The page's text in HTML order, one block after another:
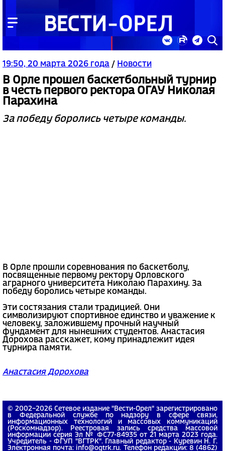
19:50, 20 марта 2026 года / Новости
В Орле прошел баскетбольный турнир
в честь первого ректора ОГАУ Николая
Парахина
За победу боролись четыре команды.
В Орле прошли соревнования по баскетболу,
посвященные первому ректору Орловского
аграрного университета Николаю Парахину. За
победу боролись четыре команды.
Эти состязания стали традицией. Они
символизируют спортивное единство и уважение к
человеку, заложившему прочный научный
фундамент для нынешних студентов. Анастасия
Дорохова расскажет, кому принадлежит идея
турнира памяти.
Анастасия Дорохова
© 2002−2026 Сетевое издание "Вести-Орел" зарегистрировано
в Федеральной службе по надзору в сфере связи,
информационных технологий и массовых коммуникаций
(Роскомнадзор). Реестровая запись средства массовой
информации серия Эл № ФС77-84935 от 21 марта 2023 года.
Учредитель - ФГУП "ВГТРК". Главный редактор - Куревин Н. Г.
Электронная почта: info@ogtrk.ru. Телефон редакции: 8 (4862)